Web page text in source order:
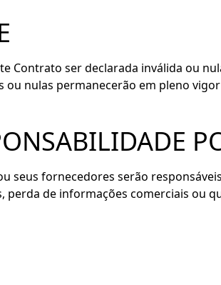
Contrato ser declarada inválida ou
ou nulas permanecerão em pleno
seus fornecedores serão
perda de informações comerciais ou